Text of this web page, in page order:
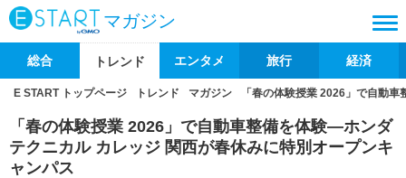
マガジン
総合 トレンド エンタメ 旅行 経済
E START トップページ トレンド マガジン 「春の体験授業 2026」で自動
「春の体験授業 2026」で自動車整備を体験―ホンダ
テクニカル カレッジ 関西が春休みに特別オープンキ
ャンパス